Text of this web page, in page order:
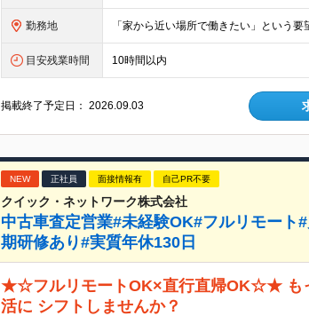
勤務地
目安残業時間 10時間以内
掲載終了予定日：2026.09.03
NEW 正社員 面接情報有 自己PR不要
クイック・ネットワーク株式会社
中古車査定営業#未経験OK#フルリモート
期研修あり#実質年休130日
★☆フルリモートOK×直行直帰OK☆★ も
活に シフトしませんか？